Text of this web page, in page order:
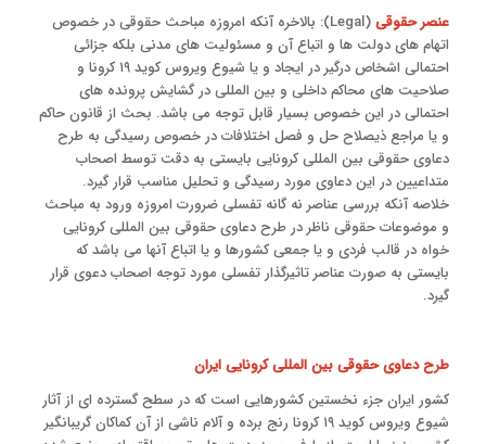
عنصر حقوقی
(Legal): بالاخره آنکه امروزه مباحث حقوقی در خصوص
اتهام های دولت ها و اتباع آن و مسئولیت های مدنی بلکه جزائی
احتمالی اشخاص درگیر در ایجاد و یا شیوع ویروس کوید ۱۹ کرونا و
صلاحیت های محاکم داخلی و بین المللی در گشایش پرونده های
احتمالی در این خصوص بسیار قابل توجه می باشد. بحث از قانون حاکم
و یا مراجع ذیصلاح حل و فصل اختلافات در خصوص رسیدگی به طرح
دعاوی حقوقی بین المللی کرونایی بایستی به دقت توسط اصحاب
متداعیین در این دعاوی مورد رسیدگی و تحلیل مناسب قرار گیرد.
خلاصه آنکه بررسی عناصر نه گانه تفسلی ضرورت امروزه ورود به مباحث
و موضوعات حقوقی ناظر در طرح دعاوی حقوقی بین المللی کرونایی
خواه در قالب فردی و یا جمعی کشورها و یا اتباع آنها می باشد که
بایستی به صورت عناصر تاثیرگذار تفسلی مورد توجه اصحاب دعوی قرار
گیرد.
طرح دعاوی حقوقی بین المللی کرونایی ایران
کشور ایران جزء نخستین کشورهایی است که در سطح گسترده ای از آثار
شیوع ویروس کوید ۱۹ کرونا رنج برده و آلام ناشی از آن کماکان گریبانگیر